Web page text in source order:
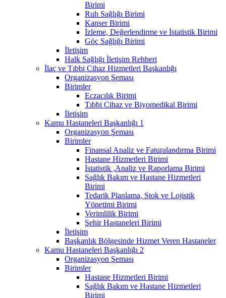
Birimi
Ruh Sağlığı Birimi
Kanser Birimi
İzleme, Değerlendirme ve İstatistik Birimi
Göç Sağlığı Birimi
İletişim
Halk Sağlığı İletişim Rehberi
İlaç ve Tıbbi Cihaz Hizmetleri Başkanlığı
Organizasyon Şeması
Birimler
Eczacılık Birimi
Tıbbi Cihaz ve Biyomedikal Birimi
İletişim
Kamu Hastaneleri Başkanlığı 1
Organizasyon Şeması
Birimler
Finansal Analiz ve Faturalandırma Birimi
Hastane Hizmetleri Birimi
İstatistik ,Analiz ve Raporlama Birimi
Sağlık Bakım ve Hastane Hizmetleri
Birimi
Tedarik Planlama, Stok ve Lojistik
Yönetimi Birimi
Verimlilik Birimi
Şehir Hastaneleri Birimi
İletişim
Başkanlık Bölgesinde Hizmet Veren Hastaneler
Kamu Hastaneleri Başkanlığı 2
Organizasyon Şeması
Birimler
Hastane Hizmetleri Birimi
Sağlık Bakım ve Hastane Hizmetleri
Birimi